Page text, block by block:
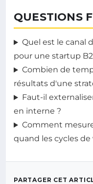
QUESTIONS
Quel est le canal
pour une startup
Combien de
résultats d'une
Faut-il
en interne ?
Comment
quand les cycles
PARTAGER CET